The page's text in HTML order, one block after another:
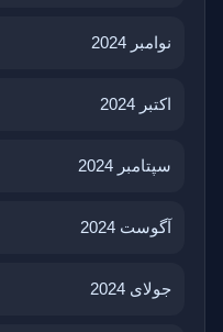
نوامبر 2024
اکتبر 2024
سپتامبر 2024
آگوست 2024
جولای 2024